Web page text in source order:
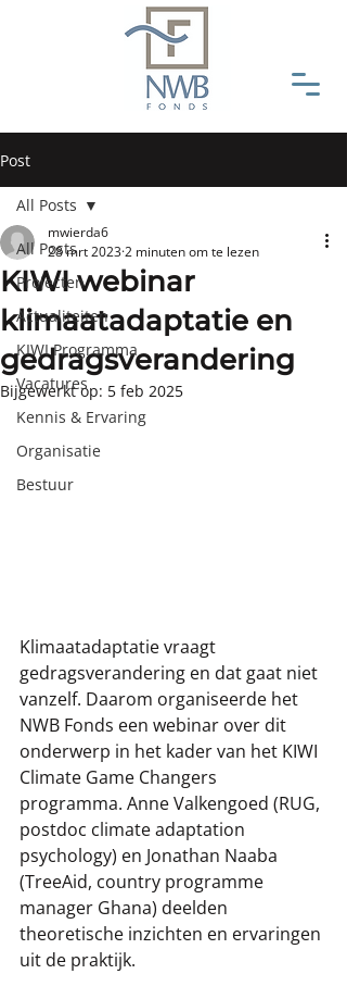
Post
All Posts
Projecten
Actualiteiten
KIWI Programma
Vacatures
Kennis & Ervaring
Organisatie
Bestuur
All Posts
KIWI webinar
klimaatadaptatie en
gedragsverandering
mwierda6
28 mrt 20232 minuten om te lezen
Bijgewerkt op: 5 feb 2025
Klimaatadaptatie vraagt
gedragsverandering en dat gaat niet
vanzelf. Daarom organiseerde het
NWB Fonds een webinar over dit
onderwerp in het kader van het KIWI
Climate Game Changers
programma. Anne Valkengoed (RUG,
postdoc climate adaptation
psychology) en Jonathan Naaba
(TreeAid, country programme
manager Ghana) deelden
theoretische inzichten en ervaringen
uit de praktijk.